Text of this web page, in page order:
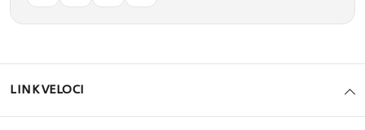
LINK VELOCI